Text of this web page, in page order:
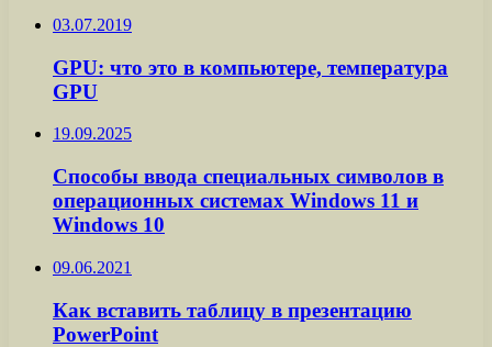
03.07.2019
GPU: что это в компьютере, температура
GPU
19.09.2025
Способы ввода специальных символов в
операционных системах Windows 11 и
Windows 10
09.06.2021
Как вставить таблицу в презентацию
PowerPoint